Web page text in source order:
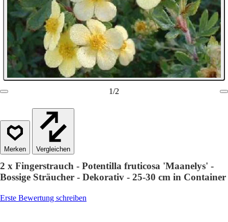
1/2
Vergleichen
2 x Fingerstrauch - Potentilla fruticosa 'Maanelys' -
Bossige Sträucher - Dekorativ - 25-30 cm in Container
Erste Bewertung schreiben